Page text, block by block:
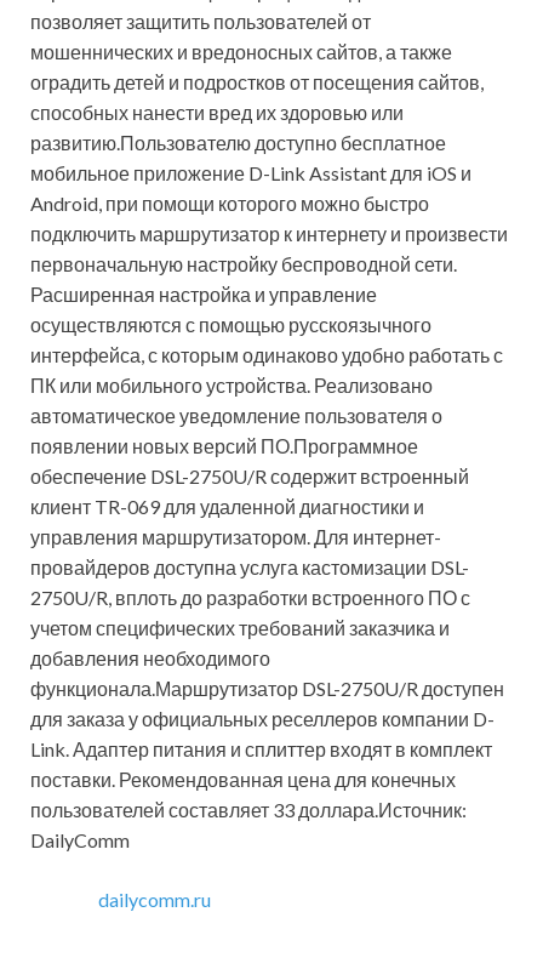
позволяет защитить пользователей от
мошеннических и вредоносных сайтов, а также
оградить детей и подростков от посещения сайтов,
способных нанести вред их здоровью или
развитию.Пользователю доступно бесплатное
мобильное приложение D-Link Assistant для iOS и
Android, при помощи которого можно быстро
подключить маршрутизатор к интернету и произвести
первоначальную настройку беспроводной сети.
Расширенная настройка и управление
осуществляются с помощью русскоязычного
интерфейса, с которым одинаково удобно работать с
ПК или мобильного устройства. Реализовано
автоматическое уведомление пользователя о
появлении новых версий ПО.Программное
обеспечение DSL-2750U/R содержит встроенный
клиент TR-069 для удаленной диагностики и
управления маршрутизатором. Для интернет-
провайдеров доступна услуга кастомизации DSL-
2750U/R, вплоть до разработки встроенного ПО с
учетом специфических требований заказчика и
добавления необходимого
функционала.Маршрутизатор DSL-2750U/R доступен
для заказа у официальных реселлеров компании D-
Link. Адаптер питания и сплиттер входят в комплект
поставки. Рекомендованная цена для конечных
пользователей составляет 33 доллара.Источник:
DailyComm
dailycomm.ru